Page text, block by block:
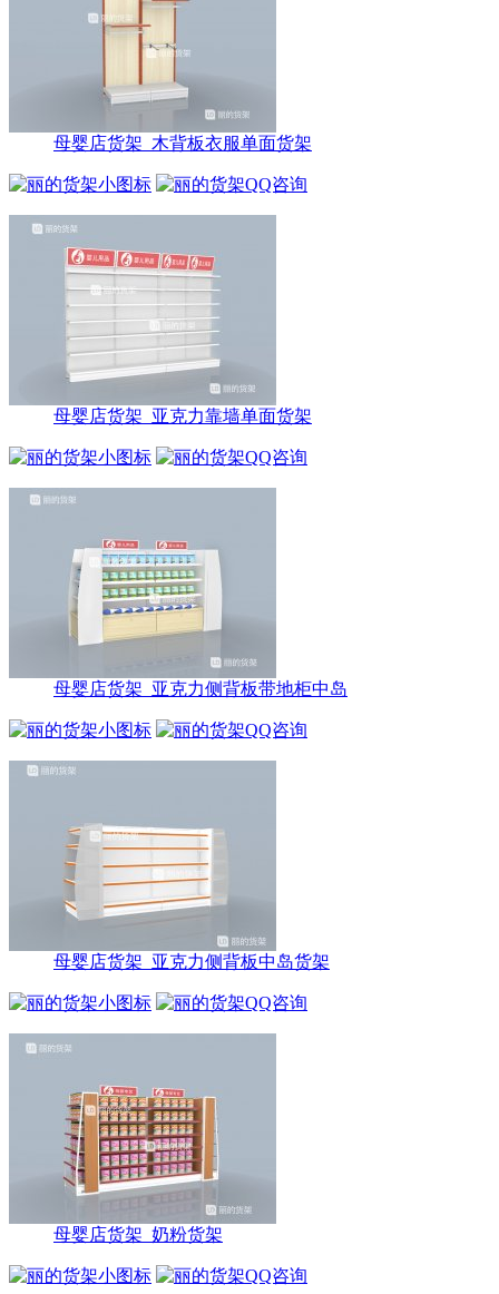
母婴店货架_木背板衣服单面货架
母婴店货架_亚克力靠墙单面货架
母婴店货架_亚克力侧背板带地柜中岛
母婴店货架_亚克力侧背板中岛货架
母婴店货架_奶粉货架